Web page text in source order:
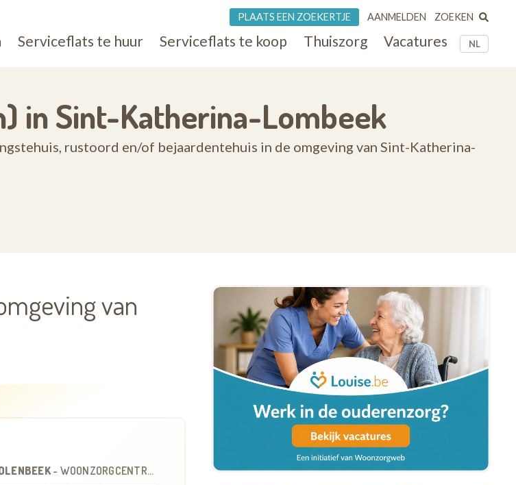
NL
Serviceflats te huur Serviceflats te koop Thuiszorg Vacatures
PLAATS EEN ZOEKERTJE AANMELDEN ZOEKEN
in Sint-Katherina-Lombeek
rustoord en/of bejaardentehuis in de omgeving van Sint-Katherina-
van
- WOONZORGCENTRUM (WZC)